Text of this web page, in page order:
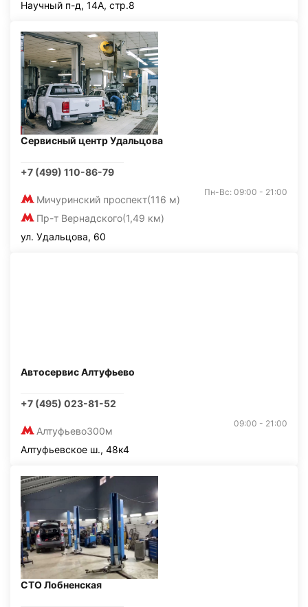
Научный п-д, 14А, стр.8
Сервисный центр Удальцова
+7 (499) 110-86-79
Мичуринский проспект(116 м)
Пр-т Вернадского(1,49 км)
Пн-Вс: 09:00 - 21:00
ул. Удальцова, 60
Автосервис Алтуфьево
+7 (495) 023-81-52
Алтуфьево300м
09:00 - 21:00
Алтуфьевское ш., 48к4
СТО Лобненская